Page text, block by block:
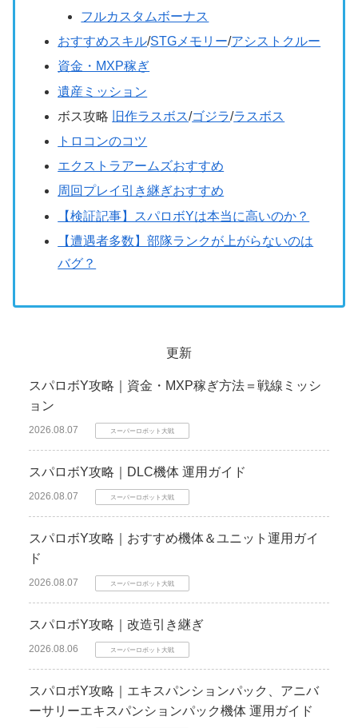
フルカスタムボーナス
おすすめスキル/STGメモリー/アシストクルー
資金・MXP稼ぎ
遺産ミッション
ボス攻略
旧作ラスボス/ゴジラ/ラスボス
トロコンのコツ
エクストラアームズおすすめ
周回プレイ引き継ぎおすすめ
【検証記事】スパロボYは本当に高いのか？
【遭遇者多数】部隊ランクが上がらないのは
バグ？
更新
スパロボY攻略｜資金・MXP稼ぎ方法＝戦線ミッシ
ョン
2026.08.07 スーパーロボット大戦
スパロボY攻略｜DLC機体 運用ガイド
2026.08.07 スーパーロボット大戦
スパロボY攻略｜おすすめ機体＆ユニット運用ガイ
ド
2026.08.07 スーパーロボット大戦
スパロボY攻略｜改造引き継ぎ
2026.08.06 スーパーロボット大戦
スパロボY攻略｜エキスパンションパック、アニバ
ーサリーエキスパンションパック機体 運用ガイド